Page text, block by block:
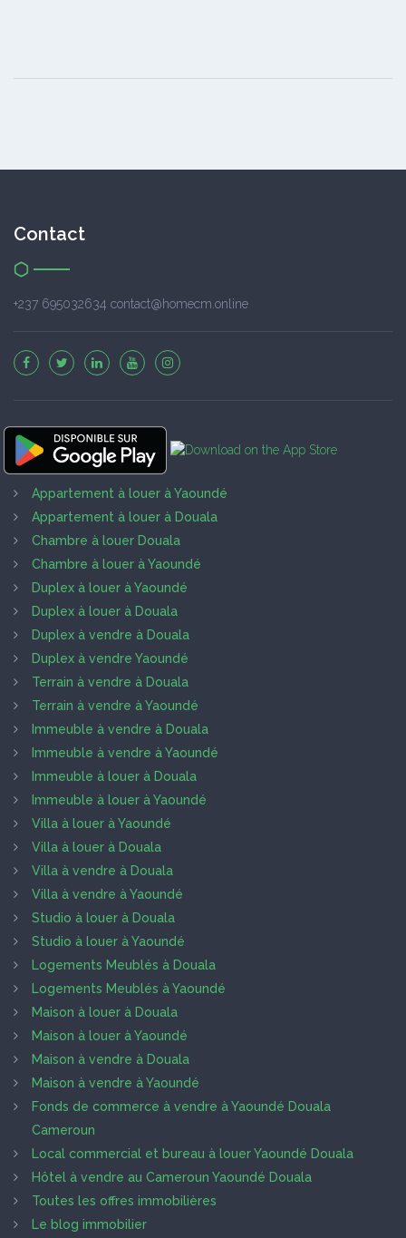
Contact
+237 695032634 contact@homecm.online
Appartement à louer à Yaoundé
Appartement à louer à Douala
Chambre à louer Douala
Chambre à louer à Yaoundé
Duplex à louer à Yaoundé
Duplex à louer à Douala
Duplex à vendre à Douala
Duplex à vendre Yaoundé
Terrain à vendre à Douala
Terrain à vendre à Yaoundé
Immeuble à vendre à Douala
Immeuble à vendre à Yaoundé
Immeuble à louer à Douala
Immeuble à louer à Yaoundé
Villa à louer à Yaoundé
Villa à louer à Douala
Villa à vendre à Douala
Villa à vendre à Yaoundé
Studio à louer à Douala
Studio à louer à Yaoundé
Logements Meublés à Douala
Logements Meublés à Yaoundé
Maison à louer à Douala
Maison à louer à Yaoundé
Maison à vendre à Douala
Maison à vendre à Yaoundé
Fonds de commerce à vendre à Yaoundé Douala
Cameroun
Local commercial et bureau à louer Yaoundé Douala
Hôtel à vendre au Cameroun Yaoundé Douala
Toutes les offres immobilières
Le blog immobilier